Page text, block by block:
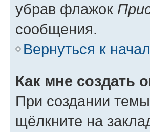
убрав флажок
сообщения.
Вернуться к
Как мне создать
При создании
щёлкните на